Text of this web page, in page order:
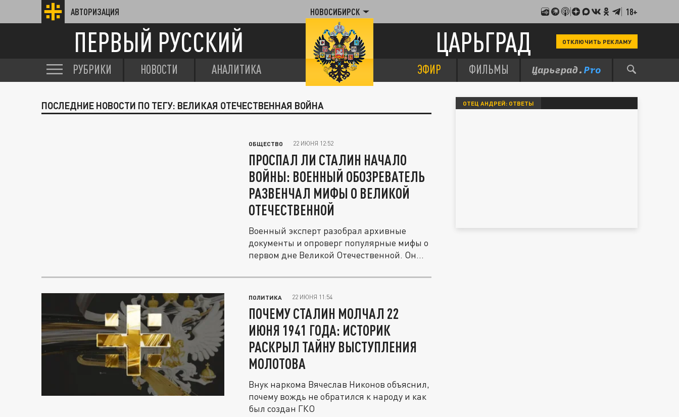
АВТОРИЗАЦИЯ НОВОСИБИРСК 18+
ПЕРВЫЙ РУССКИЙ ЦАРЬГРАД ОТКЛЮЧИТЬ РЕКЛАМУ
РУБРИКИ НОВОСТИ АНАЛИТИКА ЭФИР ФИЛЬМЫ
ПОСЛЕДНИЕ НОВОСТИ ПО ТЕГУ: ВЕЛИКАЯ ОТЕЧЕСТВЕННАЯ ВОЙНА
ОБЩЕСТВО 22 ИЮНЯ 12:52
ПРОСПАЛ ЛИ СТАЛИН НАЧАЛО
ВОЙНЫ: ВОЕННЫЙ ОБОЗРЕВАТЕЛЬ
РАЗВЕНЧАЛ МИФЫ О ВЕЛИКОЙ
ОТЕЧЕСТВЕННОЙ
Военный эксперт разобрал архивные
документы и опроверг популярные мифы о
первом дне Великой Отечественной. Он...
ПОЛИТИКА 22 ИЮНЯ 11:54
ПОЧЕМУ СТАЛИН МОЛЧАЛ 22
ИЮНЯ 1941 ГОДА: ИСТОРИК
РАСКРЫЛ ТАЙНУ ВЫСТУПЛЕНИЯ
МОЛОТОВА
Внук наркома Вячеслав Никонов объяснил,
почему вождь не обратился к народу и как
был создан ГКО
ОТЕЦ АНДРЕЙ: ОТВЕТЫ